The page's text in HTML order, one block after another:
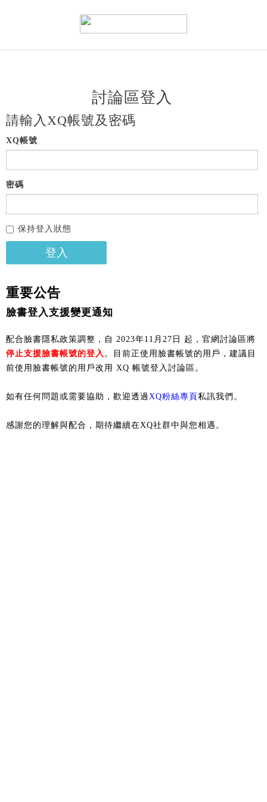
討論區登入
請輸入XQ帳號及密碼
XQ帳號
密碼
保持登入狀態
登入
重要公告
臉書登入支援變更通知
配合臉書隱私政策調整，自 2023年11月27日 起，官網討論區將
停止支援臉書帳號的登入 。目前正使用臉書帳號的用戶，建議目
前使用臉書帳號的用戶改用 XQ 帳號登入討論區。
如有任何問題或需要協助，歡迎透過XQ粉絲專頁 私訊我們。
感謝您的理解與配合，期待繼續在XQ社群中與您相遇。